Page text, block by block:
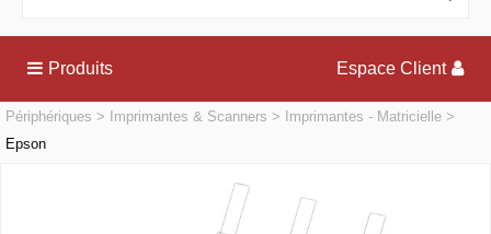
Produits Espace Client
Périphériques Imprimantes & Scanners
Imprimantes - Matricielle
Epson